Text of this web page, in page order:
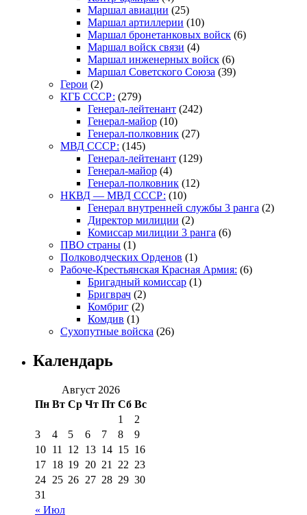
Маршал авиации (25)
Маршал артиллерии (10)
Маршал бронетанковых войск (6)
Маршал войск связи (4)
Маршал инженерных войск (6)
Маршал Советского Союза (39)
Герои (2)
КГБ СССР: (279)
Генерал-лейтенант (242)
Генерал-майор (10)
Генерал-полковник (27)
МВД СССР: (145)
Генерал-лейтенант (129)
Генерал-майор (4)
Генерал-полковник (12)
НКВД — МВД СССР: (10)
Генерал внутренней службы 3 ранга (2)
Директор милиции (2)
Комиссар милиции 3 ранга (6)
ПВО страны (1)
Полководческих Орденов (1)
Рабоче-Крестьянская Красная Армия: (6)
Бригадный комиссар (1)
Бригврач (2)
Комбриг (2)
Комдив (1)
Сухопутные войска (26)
Календарь
Август 2026
Пн Вт Ср Чт Пт Сб Вс
« Июл
1
2
3
4 5 6 7 8
9
10 11 12 13 14 15 16
17 18 19 20 21 22 23
24 25 26 27 28 29 30
31